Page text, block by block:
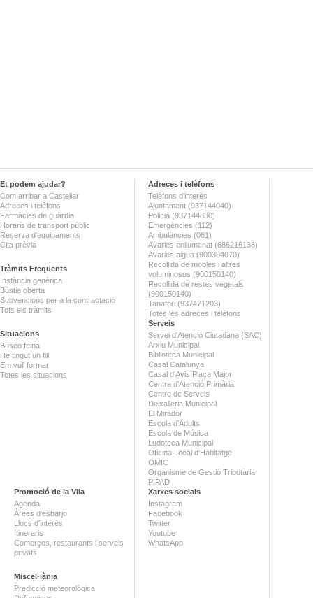
Et podem ajudar?
Com arribar a Castellar
Adreces i telèfons
Farmàcies de guàrdia
Horaris de transport públic
Reserva d'equipaments
Cita prèvia
Tràmits Freqüents
Instància genèrica
Bústia oberta
Subvencions per a la contractació
Tots els tràmits
Situacions
Busco feina
He tingut un fill
Em vull formar
Totes les situacions
Adreces i telèfons
Telèfons d'interès
Ajuntament (937144040)
Policia (937144830)
Emergències (112)
Ambulàncies (061)
Avaries enllumenat (686216138)
Avaries aigua (900304070)
Recollida de mobles i altres
voluminosos (900150140)
Recollida de restes vegetals
(900150140)
Tanatori (937471203)
Totes les adreces i telèfons
Serveis
Servei d'Atenció Ciutadana (SAC)
Arxiu Municipal
Biblioteca Municipal
Casal Catalunya
Casal d'Avis Plaça Major
Centre d'Atenció Primària
Centre de Serveis
Deixalleria Municipal
El Mirador
Escola d'Adults
Escola de Música
Ludoteca Municipal
Oficina Local d'Habitatge
OMIC
Organisme de Gestió Tributària
PIPAD
Promoció de la Vila
Agenda
Àrees d'esbarjo
Llocs d'interès
Itineraris
Comerços, restaurants i serveis
privats
Miscel·lània
Predicció meteorològica
Xarxes socials
Instagram
Facebook
Twitter
Youtube
WhatsApp